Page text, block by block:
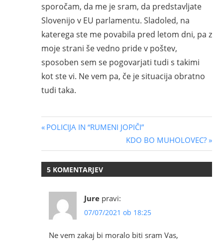
sporočam, da me je sram, da predstavljate
Slovenijo v EU parlamentu. Sladoled, na
katerega ste me povabila pred letom dni, pa z
moje strani še vedno pride v poštev,
sposoben sem se pogovarjati tudi s takimi
kot ste vi. Ne vem pa, če je situacija obratno
tudi taka.
Navigacija
prispevka
Previous
POLICIJA IN “RUMENI JOPIČI”
Next
Post:
KDO BO MUHOLOVEC?
5 KOMENTARJEV
Jure pravi:
07/07/2021 ob 18:25
Ne vem zakaj bi moralo biti sram Vas,